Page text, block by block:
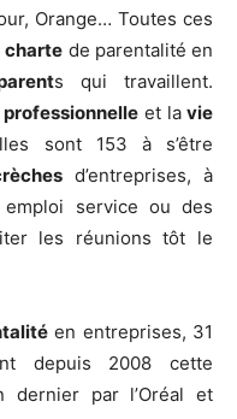
Orange… Toutes ces
charte de parentalité en
s qui travaillent.
et lavie
sont 153 à s’être
d’entreprises, à
service ou des
les réunions tôt le
en entreprises, 31
depuis 2008 cette
dernier par l’Oréal et